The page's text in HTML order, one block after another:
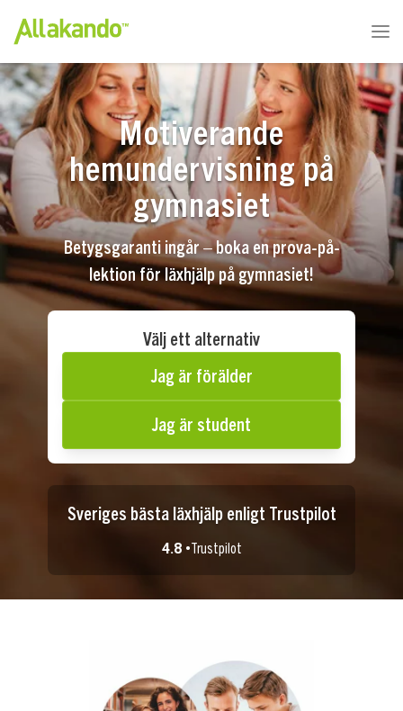
Motiverande
hemundervisning på
gymnasiet
Betygsgaranti ingår – boka en prova-på-
lektion för läxhjälp på gymnasiet!
Välj ett alternativ
Jag är förälder
Jag är student
Sveriges bästa läxhjälp enligt Trustpilot
4.8 •Trustpilot